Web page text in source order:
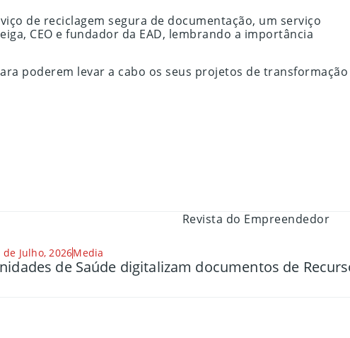
de reciclagem segura de documentação, um serviço
CEO e fundador da EAD, lembrando a importância
poderem levar a cabo os seus projetos de transformação
de Julho, 2026Media
de Saúde digitalizam documentos de